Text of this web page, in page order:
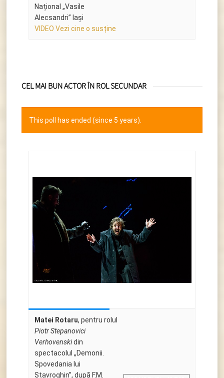
Național „Vasile
Alecsandri” Iași
VIDEO Vezi cine o susține
CEL MAI BUN ACTOR ÎN ROL SECUNDAR
This poll has ended (since 5 years).
Matei Rotaru, pentru rolul
Piotr Stepanovici
Verhovenskidin
spectacolul „Demonii.
Spovedania lui
Stavroghin”, după F.M.